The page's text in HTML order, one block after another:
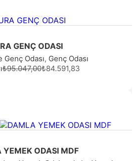
GENÇ ODASI
Genç Odası, Genç Odası
₺95.047,00₺84.591,83
YEMEK ODASI MDF